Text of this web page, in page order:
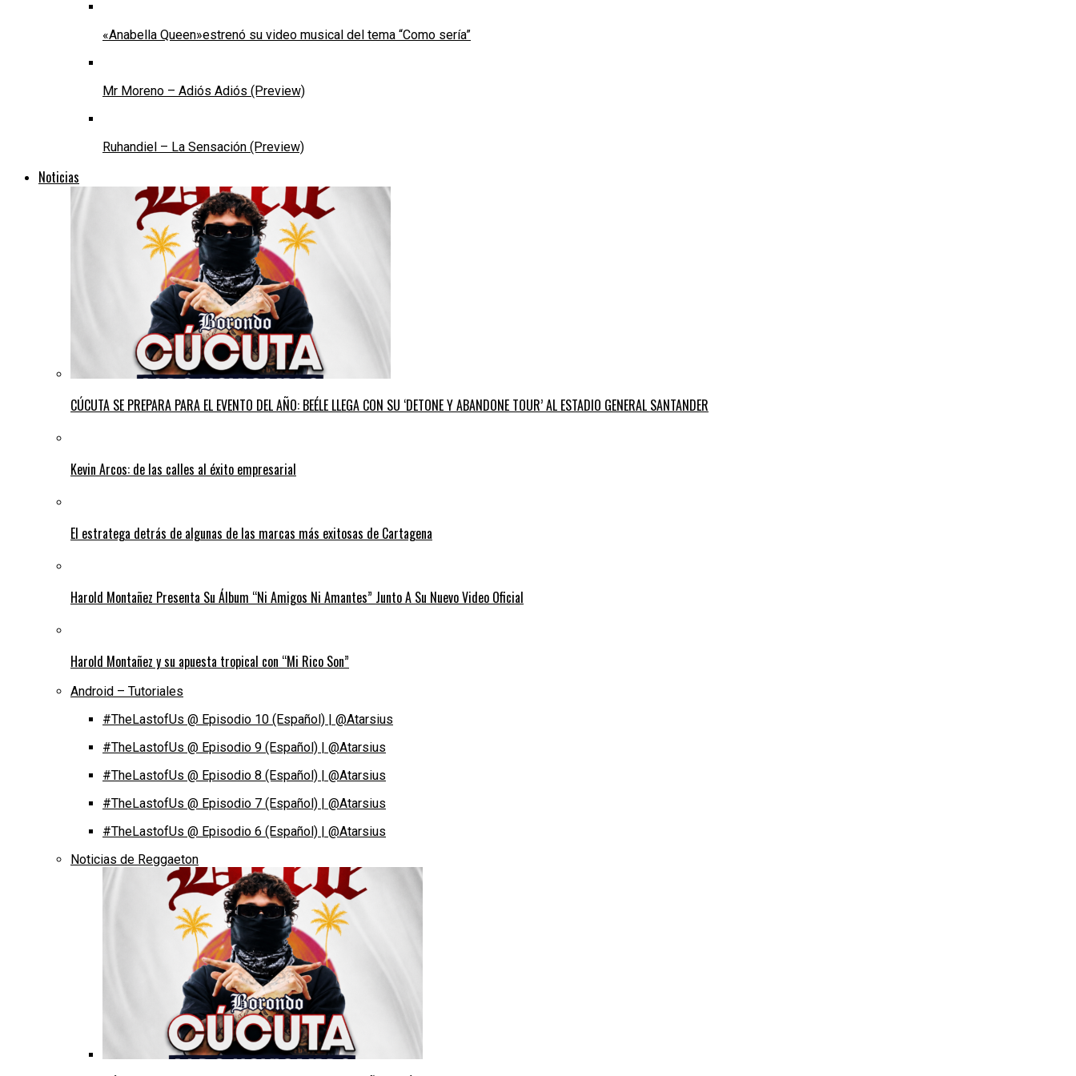
«Anabella Queen»estrenó su video musical del tema “Como sería”
Mr Moreno – Adiós Adiós (Preview)
Ruhandiel – La Sensación (Preview)
Noticias
CÚCUTA SE PREPARA PARA EL EVENTO DEL AÑO: BEÉLE LLEGA CON SU ‘DETONE Y ABANDONE TOUR’ AL ESTADIO GENERAL SANTANDER
Kevin Arcos: de las calles al éxito empresarial
El estratega detrás de algunas de las marcas más exitosas de Cartagena
Harold Montañez Presenta Su Álbum “Ni Amigos Ni Amantes” Junto A Su Nuevo Video Oficial
Harold Montañez y su apuesta tropical con “Mi Rico Son”
Android – Tutoriales
#TheLastofUs @ Episodio 10 (Español) | @Atarsius
#TheLastofUs @ Episodio 9 (Español) | @Atarsius
#TheLastofUs @ Episodio 8 (Español) | @Atarsius
#TheLastofUs @ Episodio 7 (Español) | @Atarsius
#TheLastofUs @ Episodio 6 (Español) | @Atarsius
Noticias de Reggaeton